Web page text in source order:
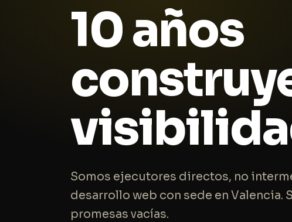
10 años
Somos ejecutores directos, no
desarrollo web con sede en Valencia.
promesas vacías.